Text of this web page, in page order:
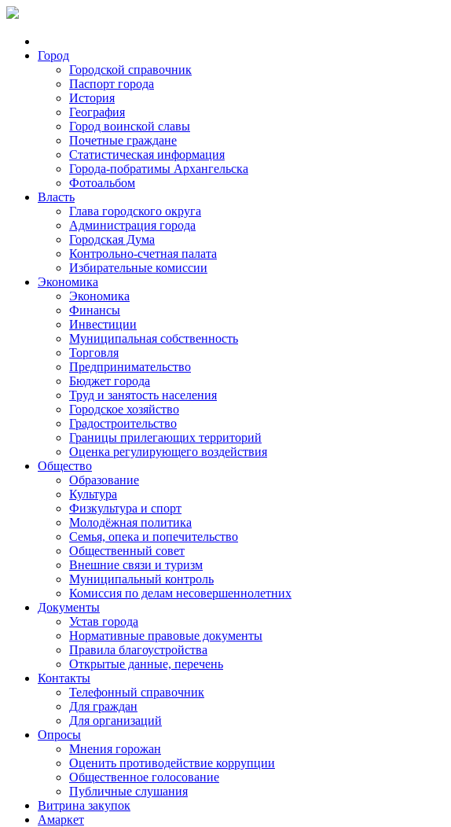
Город
Городской справочник
Паспорт города
История
География
Город воинской славы
Почетные граждане
Статистическая информация
Города-побратимы Архангельска
Фотоальбом
Власть
Глава городского округа
Администрация города
Городская Дума
Контрольно-счетная палата
Избирательные комиссии
Экономика
Экономика
Финансы
Инвестиции
Муниципальная собственность
Торговля
Предпринимательство
Бюджет города
Труд и занятость населения
Городское хозяйство
Градостроительство
Границы прилегающих территорий
Оценка регулирующего воздействия
Общество
Образование
Культура
Физкультура и спорт
Молодёжная политика
Семья, опека и попечительство
Общественный совет
Внешние связи и туризм
Муниципальный контроль
Комиссия по делам несовершеннолетних
Документы
Устав города
Нормативные правовые документы
Правила благоустройства
Открытые данные, перечень
Контакты
Телефонный справочник
Для граждан
Для организаций
Опросы
Мнения горожан
Оценить противодействие коррупции
Общественное голосование
Публичные слушания
Витрина закупок
Амаркет